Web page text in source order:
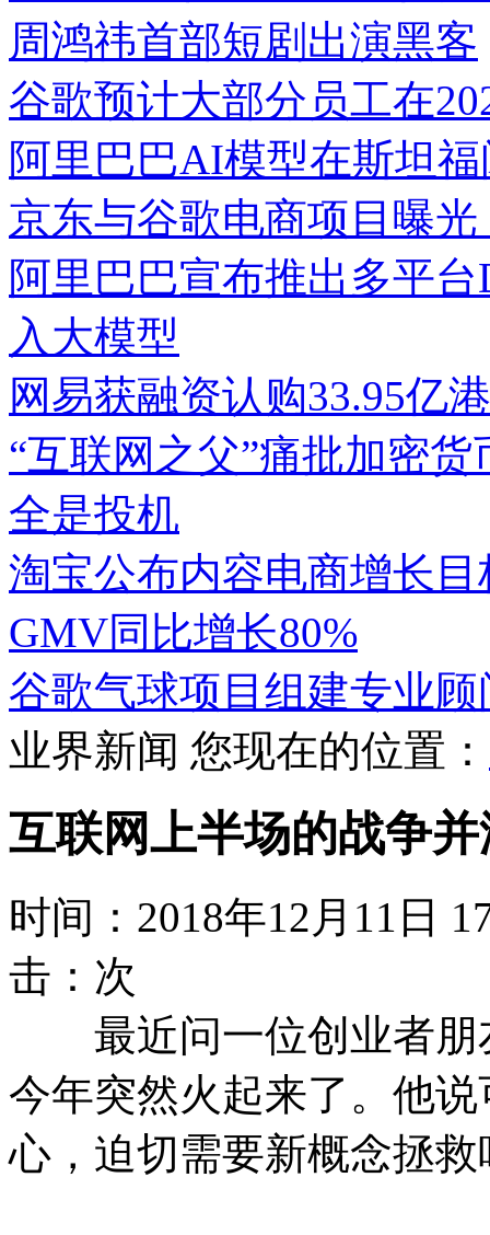
周鸿祎首部短剧出演黑客
谷歌预计大部分员工在
阿里巴巴AI模型在斯坦
京东与谷歌电商项目曝
阿里巴巴宣布推出多平
入大模型
网易获融资认购33.95亿
“互联网之父”痛批加密
全是投机
淘宝公布内容电商增长
GMV同比增长80%
谷歌气球项目组建专业
业界新闻 您现在的位置：
互联网上半场的战争
时间：2018年12月11
击： 次
最近问一位创业者朋
今年突然火起来了。他
心，迫切需要新概念拯救